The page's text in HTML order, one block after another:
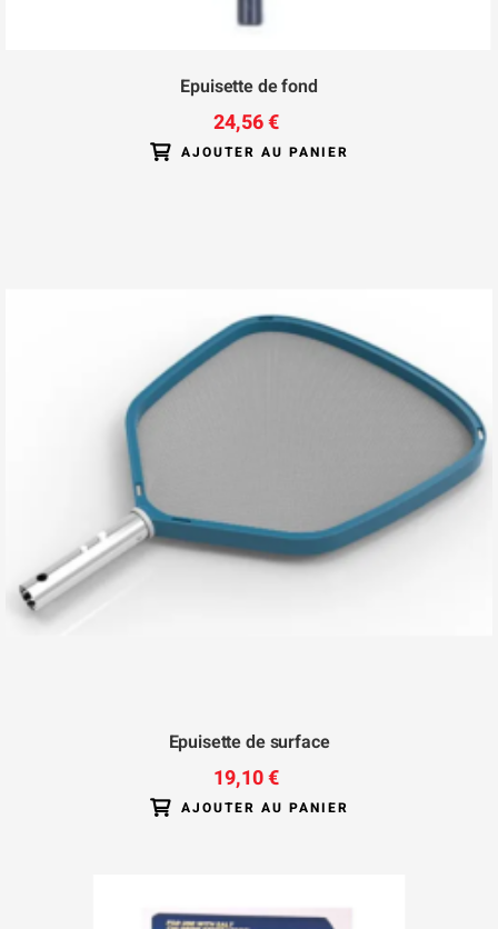
Epuisette de fond
24,56 €
AJOUTER AU PANIER
Epuisette de surface
19,10 €
AJOUTER AU PANIER